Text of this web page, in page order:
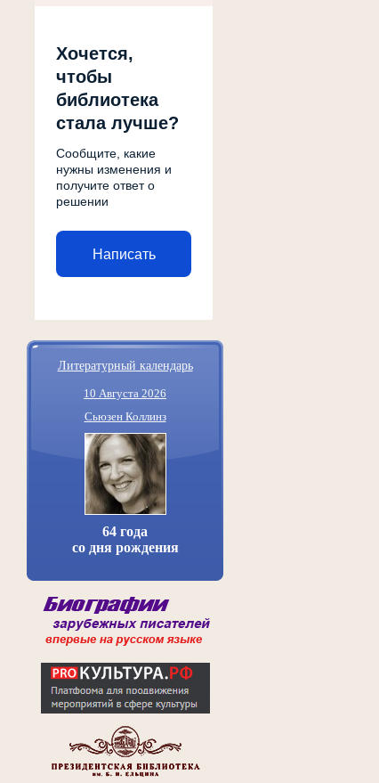
Хочется,
чтобы
библиотека
стала лучше?
Сообщите, какие
нужны изменения и
получите ответ о
решении
Написать
Литературный календарь
10 Августа 2026
Сьюзен Коллинз
64 года
со дня рождения